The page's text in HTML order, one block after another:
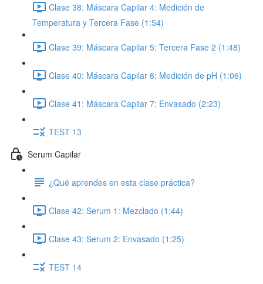
Clase 38: Máscara Capilar 4: Medición de
Temperatura y Tercera Fase (1:54)
Clase 39: Máscara Capilar 5: Tercera Fase 2 (1:48)
Clase 40: Máscara Capilar 6: Medición de pH (1:06)
Clase 41: Máscara Capilar 7: Envasado (2:23)
TEST 13
Serum Capilar
¿Qué aprendes en esta clase práctica?
Clase 42: Serum 1: Mezclado (1:44)
Clase 43: Serum 2: Envasado (1:25)
TEST 14